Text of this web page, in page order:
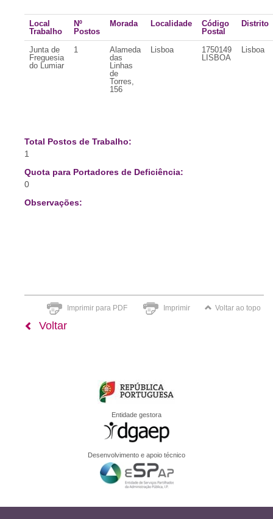
Local
Trabalho
Nº
Postos
Morada Localidade
Código
Postal
Distrito
Junta de
Freguesia
do Lumiar
1
Alameda
das
Linhas
de
Torres,
156
Lisboa
1750149
LISBOA
Lisboa
Total Postos de Trabalho:
1
Quota para Portadores de Deficiência:
0
Observações:
Imprimir para PDF Imprimir Voltar ao topo
Voltar
Entidade gestora
Desenvolvimento e apoio técnico